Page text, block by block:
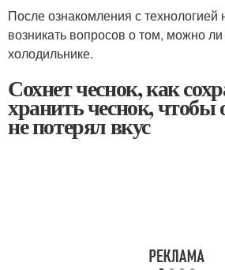
После ознакомления с технологией
возникать вопросов о том, можно ли
холодильнике.
Сохнет чеснок, как
хранить чеснок, чтобы
не потерял вкус